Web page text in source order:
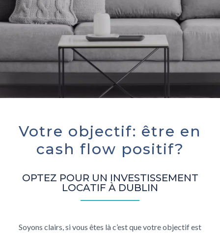
Votre objectif: être en
cash flow positif?
OPTEZ POUR UN INVESTISSEMENT
LOCATIF À DUBLIN
Soyons clairs, si vous êtes là c’est que votre objectif est